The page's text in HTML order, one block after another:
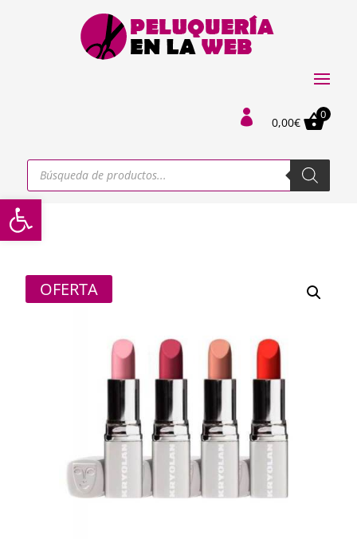
Abrir barra de herramientas
 0,00€
0
Búsqueda
productos
OFERTA